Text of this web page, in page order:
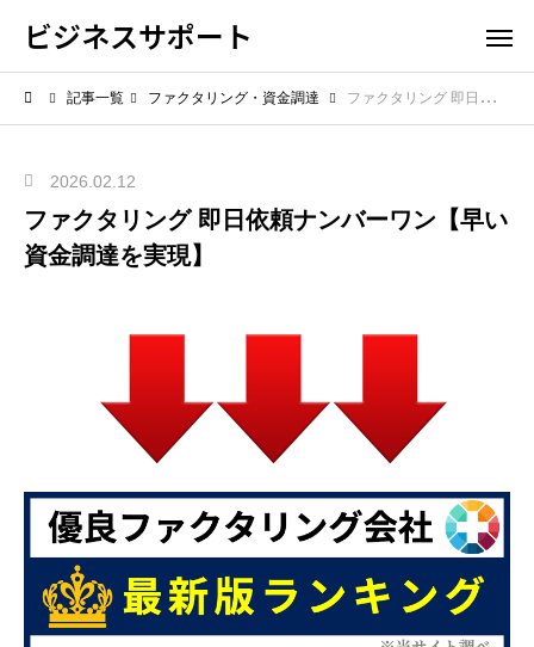
ビジネスサポート
記事一覧 ファクタリング・資金調達 ファクタリング 即日依頼ナンバーワン【早い資金調達を実現】
2026.02.12
ファクタリング 即日依頼ナンバーワン【早い
資金調達を実現】